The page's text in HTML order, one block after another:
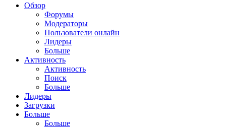
Обзор
Форумы
Модераторы
Пользователи онлайн
Лидеры
Больше
Активность
Активность
Поиск
Больше
Лидеры
Загрузки
Больше
Больше